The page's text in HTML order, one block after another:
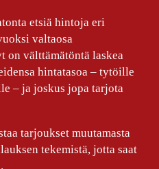
etsiä hintoja eri
valtaosa
on välttämätöntä laskea
hintatasoa – tytöille
– ja joskus jopa tarjota
tarjoukset muutamasta
tekemistä, jotta saat